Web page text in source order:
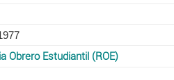
Obrero Estudiantil (ROE)